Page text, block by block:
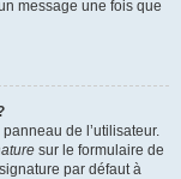
message une fois que
de l’utilisateur.
sur le formulaire de
par défaut à